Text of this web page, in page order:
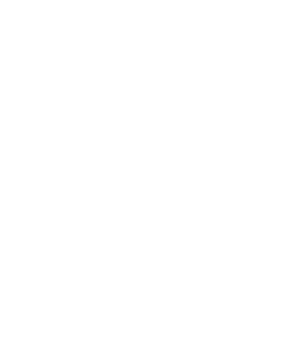
ফোন তারেক রহমানের,গ্যাস সঙ্কট